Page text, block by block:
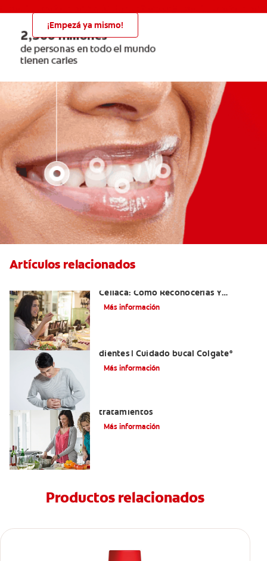
¡Empezá ya mismo!
Artículos relacionados
Celíaca: Cómo Reconocerlas Y
Tratarlas
Más información
dientes | Cuidado bucal Colgate®
Más información
tratamientos
Más información
Productos relacionados